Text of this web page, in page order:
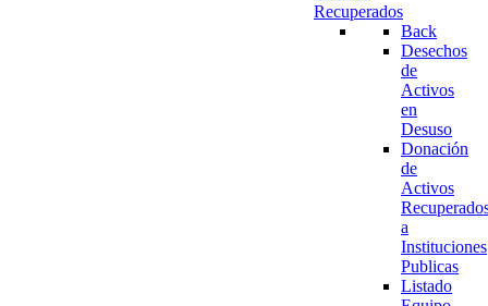
Recuperados
Back
Desechos
de
Activos
en
Desuso
Donación
de
Activos
a
Instituciones
Publicas
Listado